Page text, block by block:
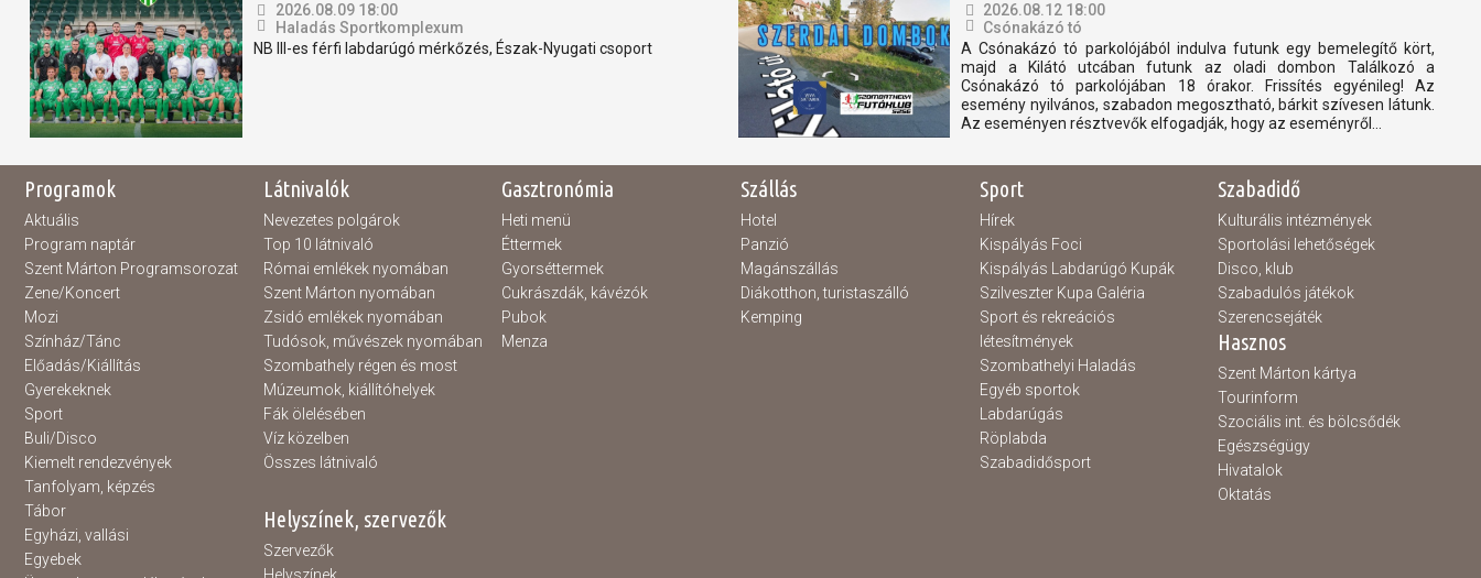
2026.08.09 18:00
Haladás Sportkomplexum
NB III-es férfi labdarúgó mérkőzés, Észak-Nyugati csoport
2026.08.12 18:00
Csónakázó tó
A Csónakázó tó parkolójából indulva futunk egy bemelegítő kört,
majd a Kilátó utcában futunk az oladi dombon Találkozó a
Csónakázó tó parkolójában 18 órakor. Frissítés egyénileg! Az
esemény nyilvános, szabadon megosztható, bárkit szívesen látunk.
Az eseményen résztvevők elfogadják, hogy az eseményről...
Programok
Aktuális
Program naptár
Szent Márton Programsorozat
Zene/Koncert
Mozi
Színház/Tánc
Előadás/Kiállítás
Gyerekeknek
Sport
Buli/Disco
Kiemelt rendezvények
Tanfolyam, képzés
Tábor
Egyházi, vallási
Egyebek
Látnivalók
Nevezetes polgárok
Top 10 látnivaló
Római emlékek nyomában
Szent Márton nyomában
Zsidó emlékek nyomában
Tudósok, művészek nyomában
Szombathely régen és most
Múzeumok, kiállítóhelyek
Fák ölelésében
Víz közelben
Összes látnivaló
Gasztronómia
Heti menü
Éttermek
Gyorséttermek
Cukrászdák, kávézók
Pubok
Menza
Szállás
Hotel
Panzió
Magánszállás
Diákotthon, turistaszálló
Kemping
Sport
Hírek
Kispályás Foci
Kispályás Labdarúgó Kupák
Szilveszter Kupa Galéria
Sport és rekreációs
létesítmények
Szombathelyi Haladás
Egyéb sportok
Labdarúgás
Röplabda
Szabadidősport
Szabadidő
Kulturális intézmények
Sportolási lehetőségek
Disco, klub
Szabadulós játékok
Szerencsejáték
Hasznos
Szent Márton kártya
Tourinform
Szociális int. és bölcsődék
Egészségügy
Hivatalok
Oktatás
Helyszínek, szervezők
Szervezők